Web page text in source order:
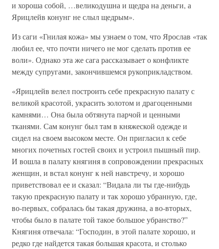
и хороша собой, …великодушна и щедра на деньги, а
Ярицлейв конунг не слыл щедрым».
Из саги «Гнилая кожа» мы узнаем о том, что Ярослав «так
любил ее, что почти ничего не мог сделать против ее
воли». Однако эта же сага рассказывает о конфликте
между супругами, закончившемся рукоприкладством.
«Ярицлейв велел построить себе прекрасную палату с
великой красотой, украсить золотом и драгоценными
камнями… Она была обтянута парчой и ценными
тканями. Сам конунг был там в княжеской одежде и
сидел на своем высоком месте. Он пригласил к себе
многих почетных гостей своих и устроил пышный пир.
И вошла в палату княгиня в сопровождении прекрасных
женщин, и встал конунг к ней навстречу, и хорошо
приветствовал ее и сказал: “Видала ли ты где-нибудь
такую прекрасную палату и так хорошо убранную, где,
во-первых, собралась бы такая дружина, а во-вторых,
чтобы было в палате той такое большое убранство?”
Княгиня отвечала: “Господин, в этой палате хорошо, и
редко где найдется такая большая красота, и столько